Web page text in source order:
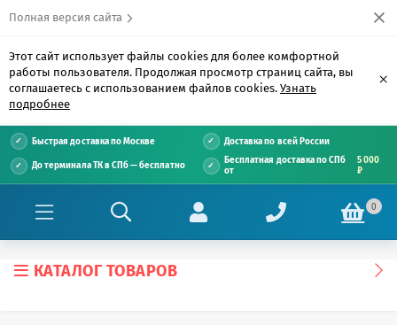
Полная версия сайта
Этот сайт использует файлы cookies для более комфортной
работы пользователя. Продолжая просмотр страниц сайта, вы
соглашаетесь с использованием файлов cookies. Узнать
подробнее
×
Быстрая доставка по Москве Доставка по всей России
До терминала ТК в СПб — бесплатно
Бесплатная доставка по СПб
от
5 000
₽
0
КАТАЛОГ ТОВАРОВ